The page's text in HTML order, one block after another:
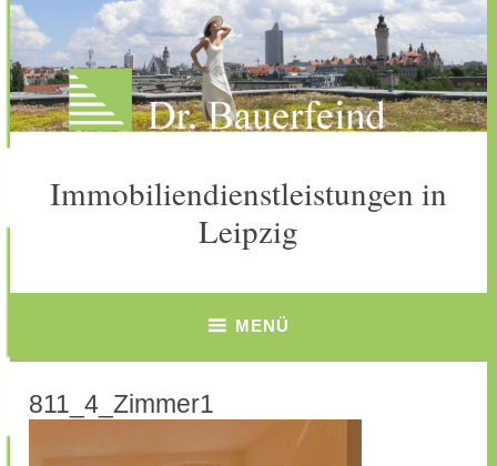
Zum
Inhalt
springen
Immobiliendienstleistungen in
Leipzig
MENÜ
811_4_Zimmer1